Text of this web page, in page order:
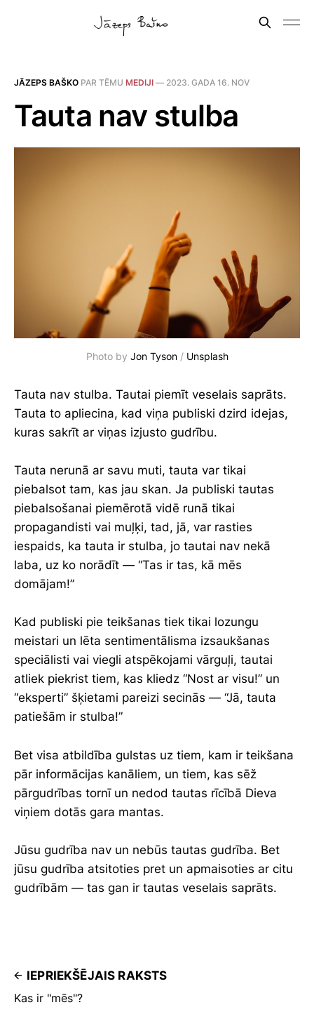
JĀZEPS BAŠKO PAR TĒMU MEDIJI — 2023. GADA 16. NOV
Tauta nav stulba
Photo by Jon Tyson / Unsplash
Tauta nav stulba. Tautai piemīt veselais saprāts.
Tauta to apliecina, kad viņa publiski dzird idejas,
kuras sakrīt ar viņas izjusto gudrību.
Tauta nerunā ar savu muti, tauta var tikai
piebalsot tam, kas jau skan. Ja publiski tautas
piebalsošanai piemērotā vidē runā tikai
propagandisti vai muļķi, tad, jā, var rasties
iespaids, ka tauta ir stulba, jo tautai nav nekā
laba, uz ko norādīt — “Tas ir tas, kā mēs
domājam!”
Kad publiski pie teikšanas tiek tikai lozungu
meistari un lēta sentimentālisma izsaukšanas
speciālisti vai viegli atspēkojami vārguļi, tautai
atliek piekrist tiem, kas kliedz “Nost ar visu!” un
“eksperti” šķietami pareizi secinās — “Jā, tauta
patiešām ir stulba!”
Bet visa atbildība gulstas uz tiem, kam ir teikšana
pār informācijas kanāliem, un tiem, kas sēž
pārgudrības tornī un nedod tautas rīcībā Dieva
viņiem dotās gara mantas.
Jūsu gudrība nav un nebūs tautas gudrība. Bet
jūsu gudrība atsitoties pret un apmaisoties ar citu
gudrībām — tas gan ir tautas veselais saprāts.
IEPRIEKŠĒJAIS RAKSTS
Kas ir "mēs"?